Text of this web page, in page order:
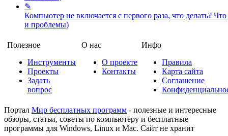
✎
Компьютер не включается с первого раза, что делать? Что
и проблемы)
Полезное
Инструменты
Проекты
Задать
вопрос
О нас
О проекте
Контакты
Инфо
Правила
Карта сайта
Соглашение
Портал Мир бесплатных программ - полезные и интересные
обзоры, статьи, советы по компьютеру и бесплатные
программы для Windows, Linux и Mac. Сайт не хранит